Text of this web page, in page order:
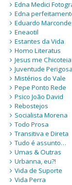
Edna Medici
Edna
Eduardo
Eneaotil
Estantes da Vida
Homo Literatus
Jesus me Chicoteia
Juventude Perigosa
Mistérios do Vale
Pepe Ponto Rede
Psico João David
Rebostejos
Socialista Morena
Todo Prosa
Transitiva e Direta
Tudo é assunto…
Umas & Outras
Urbanna, eu?!
Vida de Suporte
Vida Perra